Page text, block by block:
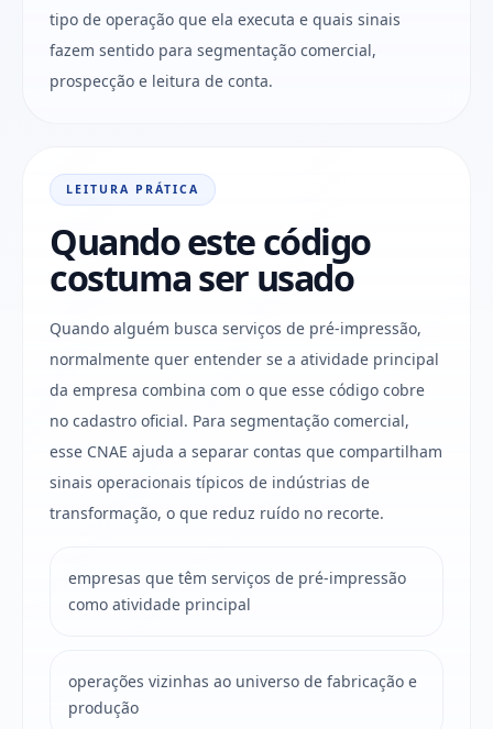
tipo de operação que ela executa e quais sinais
fazem sentido para segmentação comercial,
prospecção e leitura de conta.
LEITURA PRÁTICA
Quando este código
costuma ser usado
Quando alguém busca serviços de pré-impressão,
normalmente quer entender se a atividade principal
da empresa combina com o que esse código cobre
no cadastro oficial. Para segmentação comercial,
esse CNAE ajuda a separar contas que compartilham
sinais operacionais típicos de indústrias de
transformação, o que reduz ruído no recorte.
empresas que têm serviços de pré-impressão
como atividade principal
operações vizinhas ao universo de fabricação e
produção